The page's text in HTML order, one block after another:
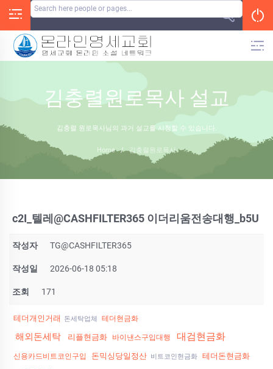
김충렬원로목사 설교
김충렬 원로목사님의 과거 설교를 시청할 수 있습니다.
Home / 김충렬원로목사
c2I_텔레@CASHFILTER365 이더리움전송대행_b5U
작성자 TG@CASHFILTER365
작성일 2026-06-18 05:18
조회 171
테더개인거래 돈세탁업체 테더현금화
해외돈세탁 리플현금화 바이낸스구입대행 대검현금화
신용카드비트코인구입 돈믹싱당일정산 비트코인현금화 테더돈현금화